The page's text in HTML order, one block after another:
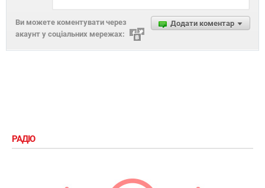
Додати коментар
Ви можете коментувати через
акаунт у соціальних мережах:
РАДІО